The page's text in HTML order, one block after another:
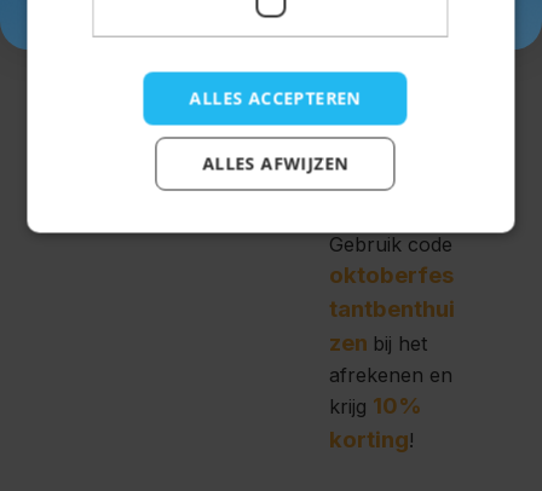
We hebben
Dirndls in
bijna elke
kleur, lengte
en design.
Gebruik code
oktoberfes
tantbenthui
zen bij het
afrekenen en
krijg 10%
korting!
ALLES ACCEPTEREN
ALLES AFWIJZEN